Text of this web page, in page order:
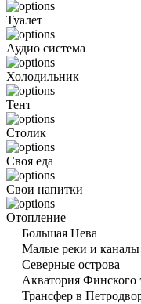
Туалет
Аудио система
Холодильник
Тент
Столик
Своя еда
Свои напитки
Отопление
Большая Нева
Малые реки и каналы
Северные острова
Акватория Финского
Трансфер в